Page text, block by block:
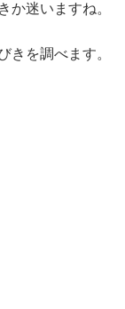
か迷いますね。
きを調べます。